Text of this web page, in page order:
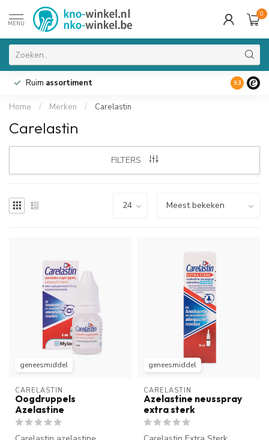
MENU
0
Ruim assortiment 9.3
Home / Merken / Carelastin
Carelastin
FILTERS
geneesmiddel
CARELASTIN
Oogdruppels
Azelastine
geneesmiddel
CARELASTIN
Azelastine neusspray
extra sterk